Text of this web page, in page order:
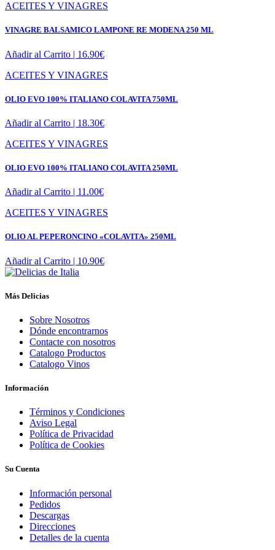
ACEITES Y VINAGRES
VINAGRE BALSAMICO LAMPONE RE MODENA 250 ML
Añadir al Carrito | 16.90€
ACEITES Y VINAGRES
OLIO EVO 100% ITALIANO COLAVITA 750ML
Añadir al Carrito | 18.30€
ACEITES Y VINAGRES
OLIO EVO 100% ITALIANO COLAVITA 250ML
Añadir al Carrito | 11.00€
ACEITES Y VINAGRES
OLIO AL PEPERONCINO «COLAVITA» 250ML
Añadir al Carrito | 10.90€
Más Delicias
Sobre Nosotros
Dónde encontrarnos
Contacte con nosotros
Catalogo Productos
Catalogo Vinos
Información
Términos y Condiciones
Aviso Legal
Política de Privacidad
Política de Cookies
Su Cuenta
Información personal
Pedidos
Descargas
Direcciones
Detalles de la cuenta